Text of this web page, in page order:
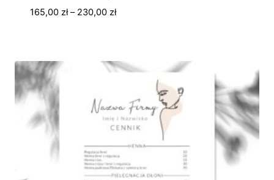
165,00 zł – 230,00 złZakres
do